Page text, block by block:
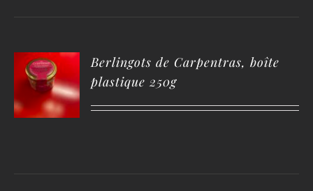
Berlingots de Carpentras, boîte
plastique 250g